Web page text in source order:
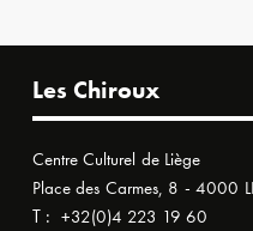
Les Chiroux
Centre Culturel de Liège
Place des Carmes, 8 - 4000
T : +32(0)4 223 19 60